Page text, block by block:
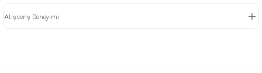
Alışveriş Deneyimi